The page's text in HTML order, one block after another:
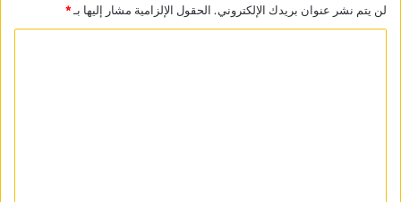
لن يتم نشر عنوان بريدك الإلكتروني. الحقول الإلزامية مشار إليها بـ*